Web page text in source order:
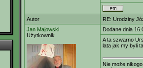
Autor
RE: Urodziny
Jan Majowski
Użytkownik
Dodane dnia
A ta szwarno
lata jak my byli
Nie może